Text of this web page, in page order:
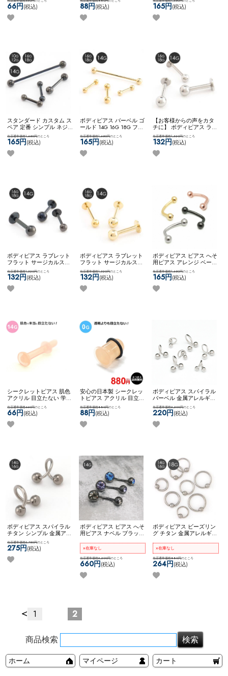
応 14G 16G 18G シンプル
可愛い ネコポスOK
ティブビーズリング (ロー
66円(税込)
対応 14G 16G 18G シンプ
ル ネコポスOK
ーバーベル
88円(税込)
ーベル (シルバー)
165円(税込)
スタンダード カスタム ス
ペア 定番 シンプル ネジ
式キャッチ ネコポスOK
ーベル (ブラック)
当店通常価格1,650円のところ
165円(税込)
ボディピアス バーベル ゴ
ールド 14G 16G 18G ファ
ーストピアス サージカル
ステンレス シンプル ネコ
ポスOKバーベル (ゴール
ド)
当店通常価格1,650円のところ
165円(税込)
【お客様からの声をカタ
チに】 ボディピアス ラブ
レット カスタム アレンジ
サージカルステンレス
2way ネコポスOK
ット (シルバー)
当店通常価格1,320円のところ
132円(税込)
ボディピアス ラブレット
フラット サージカルステ
ンレス ブラック シンプル
14G 16G 18G ネコポスOK
ラブレット (ブラック)
当店通常価格1,320円のところ
132円(税込)
ボディピアス ラブレット
フラット サージカルステ
ンレス ゴールド シンプル
14G 16G 18G ネコポスOK
ラブレット (ゴールド)
当店通常価格1,320円のところ
132円(税込)
ボディピアス ピアス へそ
用ピアス アレンジ ベース
アイテム カスタム 自社開
発商品 8mm 10mm ネコポ
スOKカーブドナベル
当店通常価格1,650円のところ
165円(税込)
シークレットピアス 肌色
アクリル 目立たない 学校
用 就寝用 冠婚葬祭 隠す
ピアス ネコポスOK
ルセプタムキーパー (14G)
当店通常価格660円のところ
66円(税込)
安心の日本製 シークレッ
トピアス アクリル 目立た
ない 学校用 就寝用 冠婚
葬祭 隠すピアス ネコポス
OKアクリルセプタムキー
パー (0G)
当店通常価格880円のところ
88円(税込)
ボディピアス スパイラル
バーベル 金属アレルギー
対応 サージカルステンレ
ス シンプル 両ネジタイプ
ネコポスOK【お客様から
の声をカタチに】【スタ
当店通常価格2,200円のところ
220円(税込)
ボディピアス スパイラル
チタン シンプル 金属アレ
ルギー対応 ネコポスOK
チタン ] スパイラルバー
ベル
当店通常価格2,750円のところ
275円(税込)
ボディピアス ピアス へそ
用ピアス ナベル ブラック
イヤモンド フューシャ レ
ッド ピンク ネコポスOK
ダブルジュエルナベル (ブ
ラック)
×在庫なし
当店通常価格2,200円のところ
660円(税込)
ボディピアス ビーズリン
グ チタン 金属アレルギー
ル ネコポスOK
キャプティブビーズリン
グ
×在庫なし
当店通常価格880円のところ
264円(税込)
< 1 2
商品検索
ホーム マイページ カート